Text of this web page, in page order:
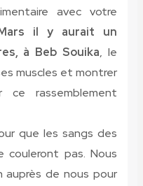
avec votre
il y aurait un
à Beb Souika, le
muscles et montrer
rassemblement
que les sangs des
couleront pas. Nous
de nous pour